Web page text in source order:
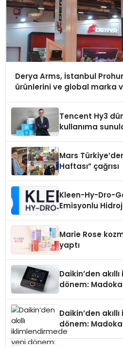
Derya Arms, İstanbul
ürünlerini ve global marka
Tencent Hy3
kullanıma
Mars
Haftası” çağrısı
Kleen-Hy-Dro-
Emisyonlu
Marie Rose
yaptı
Daikin’den
dönem:
Daikin’den
dönem: